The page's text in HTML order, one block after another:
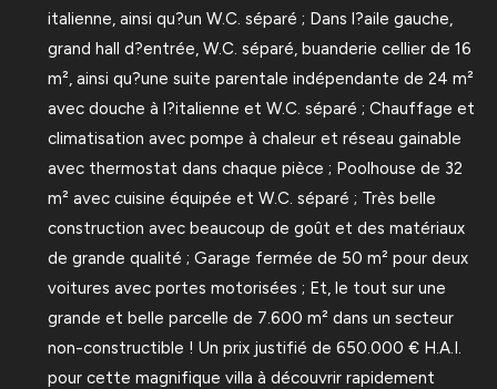
italienne, ainsi qu?un W.C. séparé ; Dans l?aile gauche,
grand hall d?entrée, W.C. séparé, buanderie cellier de 16
m², ainsi qu?une suite parentale indépendante de 24 m²
avec douche à l?italienne et W.C. séparé ; Chauffage et
climatisation avec pompe à chaleur et réseau gainable
avec thermostat dans chaque pièce ; Poolhouse de 32
m² avec cuisine équipée et W.C. séparé ; Très belle
construction avec beaucoup de goût et des matériaux
de grande qualité ; Garage fermée de 50 m² pour deux
voitures avec portes motorisées ; Et, le tout sur une
grande et belle parcelle de 7.600 m² dans un secteur
non-constructible ! Un prix justifié de 650.000 € H.A.I.
pour cette magnifique villa à découvrir rapidement